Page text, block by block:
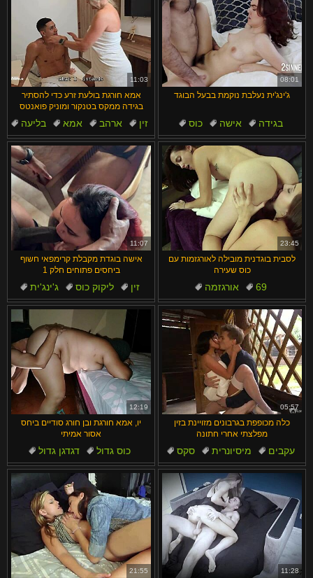
Magyar
الع َر َب ِية.
Português
Български
Dansk
11:03
אמא חורגת בולעת זרע כדי להסתיר
בגידה ממקס בטנקור ומוניק פואנטס
בליעה אמא ארהב
זין
בחוץ
08:01
ג'ינג'ית נעלבת נוקמת בבעל הבוגד
כוס אישה
בגידה
מיסיונרית
ג'ינג'ית
11:07
אישה בוגדת מקבלת קרימפאי חשוף
ביחסים פתוחים חלק 1
ג'ינג'ית ליקוק כוס
זין
ציצים
קולומביאני
23:45
לסבית בוגדנית מובילה לאורגזמות עם
כוס שעירה
אורגזמה
69
ציצים טבעיים
שעיר ליקוק
12:19
יו, אמא חורגת ובן חורג סודיים ביחס
אסור אמיתי
דגדגן גדול
כוס גדול
קליפורניה
ארהב שמנות
05:57
כלה מכופפת בגרבונים מזויינת בזין
מפלצתי אחרי חתונה
סקס מיסיונרית
עקבים
נשואים
זין מפלצתי
21:55 11:28